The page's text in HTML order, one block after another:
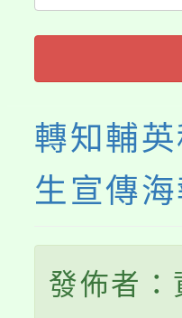
轉知輔
生宣傳海
發佈者：